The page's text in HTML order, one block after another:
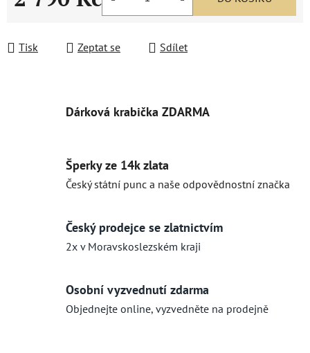
Tisk Zeptat se Sdílet
Dárková krabička ZDARMA
Šperky ze 14k zlata
Český státní punc a naše odpovědnostní značka
Český prodejce se zlatnictvím
2x v Moravskoslezském kraji
Osobní vyzvednutí zdarma
Objednejte online, vyzvedněte na prodejně